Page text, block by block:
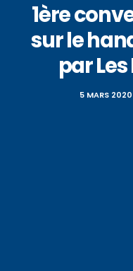
1ère
sur le
par
5 MARS 2020